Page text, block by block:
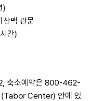
)
산맥 관문
간)
숙소예약은 800-462-
Center) 안에 있